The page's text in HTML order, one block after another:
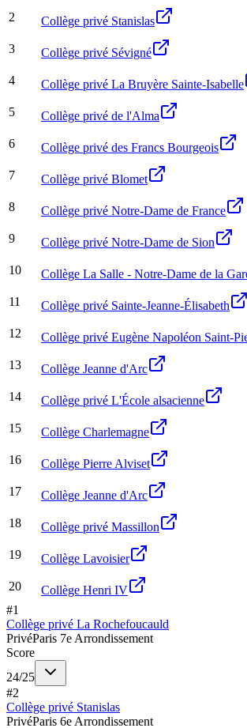
2 Collège privé Stanislas
3 Collège privé Sévigné
4 Collège privé La Bruyère Sainte-Isabelle
5 Collège privé de l'Alma
6 Collège privé des Francs Bourgeois
7 Collège privé Blomet
8 Collège privé Notre-Dame de France
9 Collège privé Notre-Dame de Sion
10 Collège La Salle - Notre-Dame de la
11 Collège privé Sainte-Jeanne-Élisabeth
12 Collège privé Eugène Napoléon Saint-
13 Collège Jeanne d'Arc
14 Collège privé L'École alsacienne
15 Collège Charlemagne
16 Collège Pierre Alviset
17 Collège Jeanne d'Arc
18 Collège privé Massillon
19 Collège Lavoisier
20 Collège Henri IV
#1
Collège privé La Rochefoucauld
PrivéParis 7e Arrondissement
Score
24/25
#2
Collège privé Stanislas
PrivéParis 6e Arrondissement